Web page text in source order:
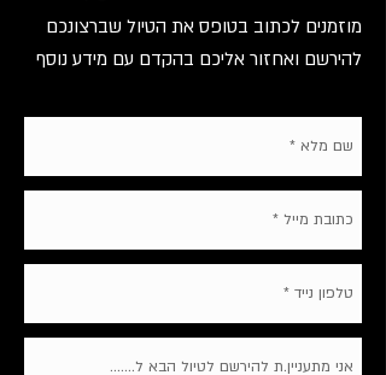
מוזמנים לכתוב בטופס את הטיול שברצונכם
להירשם ואחזור אליכם בהקדם עם מידע נוסף